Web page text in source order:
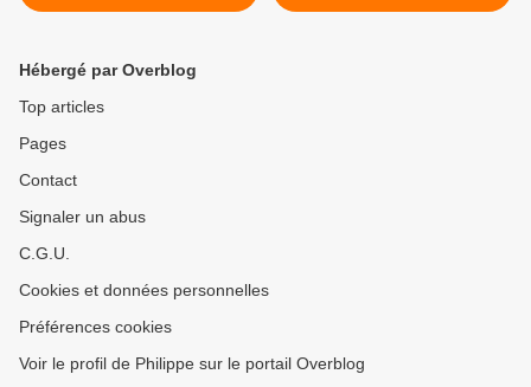
Hébergé par Overblog
Top articles
Pages
Contact
Signaler un abus
C.G.U.
Cookies et données personnelles
Préférences cookies
Voir le profil de Philippe sur le portail Overblog